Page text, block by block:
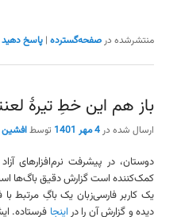
منتشرشده در صفحه‌گسترده |پاسخ دهید
باز هم این خطِ تیرهٔ
ارسال شده در4 مهر 1401 توسطافشین
دوستان، در پیشرفت نرم‌افزارهای
کمک‌کننده است گزارش دقیق باگ‌ها
یک کاربر فارسی‌زبان یک باگِ مرتبط
دیده و گزارش آن را در اینجا فرستاده.